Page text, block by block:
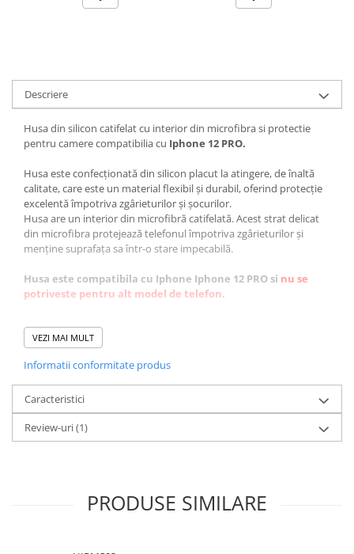
Descriere
Husa din silicon catifelat cu interior din microfibra si protectie
pentru camere compatibilia cu Iphone 12 PRO.
Husa este confecționată din silicon placut la atingere, de înaltă
calitate, care este un material flexibil și durabil, oferind protecție
excelentă împotriva zgârieturilor și șocurilor.
Husa are un interior din microfibră catifelată. Acest strat delicat
din microfibra protejează telefonul împotriva zgârieturilor și
menține suprafața sa într-o stare impecabilă.
Husa este compatibila cu Iphone Iphone 12 PRO si nu se
potriveste pentru alt model de telefon.
Caracteristici:
✅decupaje precise
✅faciliteaza incarcarea wierless
✅marginile reliefate nu permit atingerea camerei sau a ecranului
de suprafetele plane.
✅se curata usor, materialul din care este confectionata fiind
rezistent la apa.
‼️ Disclaimer: Pozele au caracter pur informativ și pot să difere
VEZI MAI MULT
Informatii conformitate produs
Caracteristici
Review-uri(1)
PRODUSE SIMILARE